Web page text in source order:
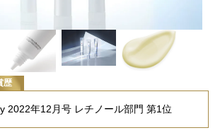
歴
2022年12月号 レチノール部門 第1位